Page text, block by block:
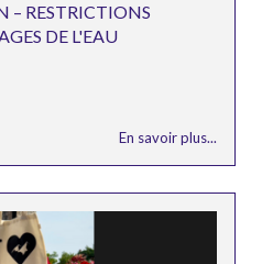
– RESTRICTIONS
DE L'EAU
En savoir plus...